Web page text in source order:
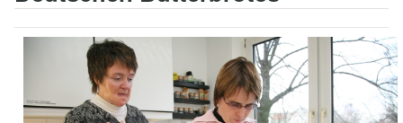
6
Unterstützen
8
Kontakt